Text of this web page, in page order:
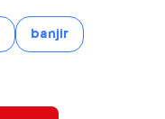
banjir